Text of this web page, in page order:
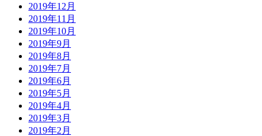
2019年12月
2019年11月
2019年10月
2019年9月
2019年8月
2019年7月
2019年6月
2019年5月
2019年4月
2019年3月
2019年2月